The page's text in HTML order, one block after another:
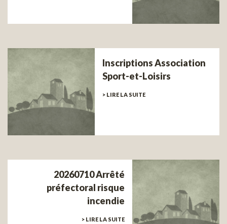
Inscriptions Association
Sport-et-Loisirs
> LIRE LA SUITE
20260710 Arrêté
préfectoral risque
incendie
> LIRE LA SUITE